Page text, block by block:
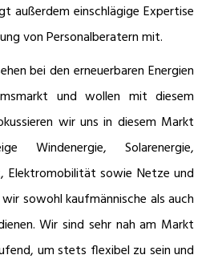
außerdem einschlägige Expertise
von Personalberatern mit.
bei den erneuerbaren Energien
und wollen mit diesem
wir uns in diesem Markt
Windenergie, Solarenergie,
Elektromobilität sowie Netze und
sowohl kaufmännische als auch
Wir sind sehr nah am Markt
um stets flexibel zu sein und